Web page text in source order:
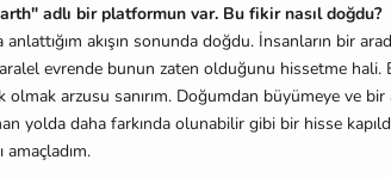
adlı bir platformun var. Bu fikir nasıl doğdu?
akışın sonunda doğdu. İnsanların bir
evrende bunun zaten olduğunu hissetme hali.
arzusu sanırım. Doğumdan büyümeye ve bir
yolda daha farkında olunabilir gibi bir hisse